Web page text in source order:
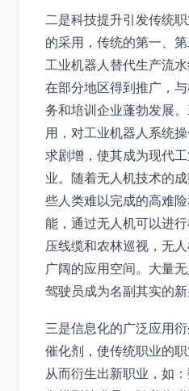
二是科技提升引发传统
的采用，传统的第一、
工业机器人替代生产流
在部分地区得到推广，
务和培训企业蓬勃发展
用，对工业机器人系统
求剧增，使其成为现代
业。随着无人机技术的
些人类难以完成的高难
能，通过无人机可以进
压线缆和农林巡视，无
广阔的应用空间。大量
驾驶员成为名副其实的新
三是信息化的广泛应用
催化剂，使传统职业的
从而衍生出新职业，如